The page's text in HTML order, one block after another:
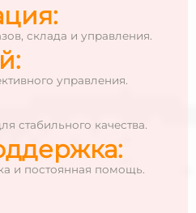
склада и управления.
управления.
стабильного качества.
и постоянная помощь.